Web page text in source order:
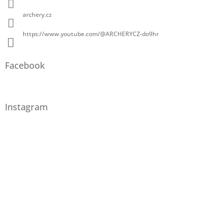
archery.cz
https://www.youtube.com/@ARCHERYCZ-do9hr
Facebook
Instagram